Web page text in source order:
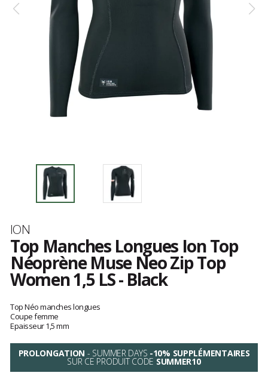
Marque
ION
Top Manches Longues Ion Top
Néoprène Muse Neo Zip Top
Women 1,5 LS - Black
avis
clients
Top Néo manches longues
Coupe femme
Epaisseur 1,5 mm
PROLONGATION - SUMMER DAYS -10% SUPPLÉMENTAIRES
SUR CE PRODUIT CODE SUMMER10